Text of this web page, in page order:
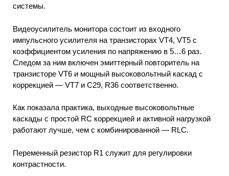
системы.
Видеоусилитель монитора состоит из входного
импульсного усилителя на транзисторах VT4, VT5 с
коэффициентом усиления по напряжению в 5…6 раз.
Следом за ним включен эмиттерный повторитель на
транзисторе VT6 и мощный высоковольтный каскад с
коррекцией — VT7 и С29, R36 соответственно.
Как показала практика, выходные высоковольтные
каскады с простой RC коррекцией и активной нагрузкой
работают лучше, чем с комбинированной — RLC.
Переменный резистор R1 служит для регулировки
контрастности.